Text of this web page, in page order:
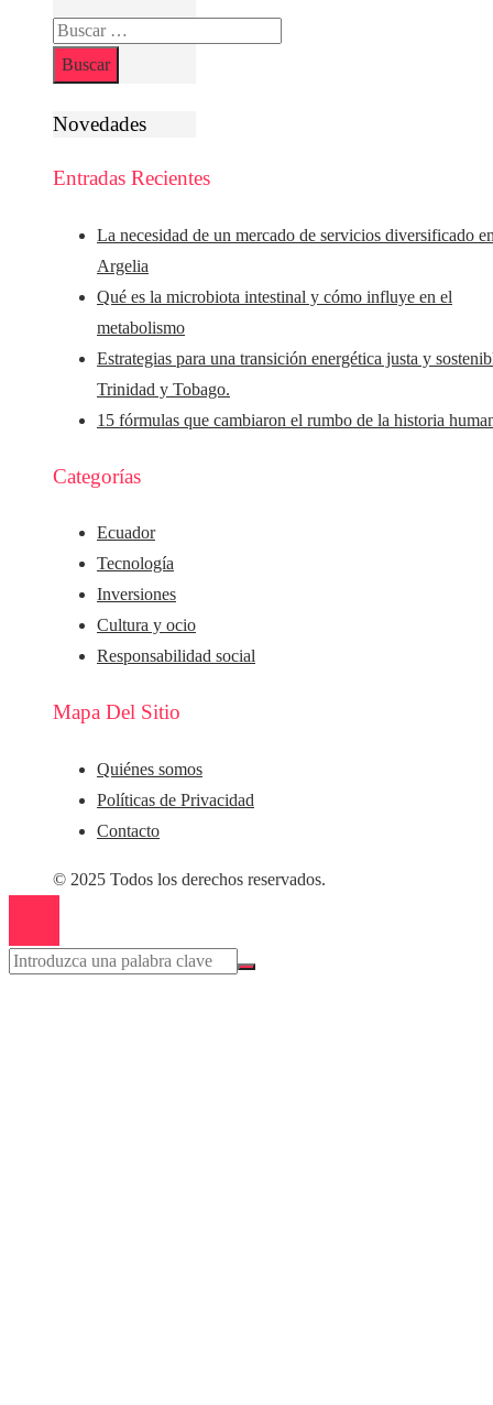
Buscar:
Novedades
Entradas Recientes
La necesidad de un mercado de servicios diversificado
Argelia
Qué es la microbiota intestinal y cómo influye en el
metabolismo
Estrategias para una transición energética justa y
Trinidad y Tobago.
15 fórmulas que cambiaron el rumbo de la historia
Categorías
Ecuador
Tecnología
Inversiones
Cultura y ocio
Responsabilidad social
Mapa Del Sitio
Quiénes somos
Políticas de Privacidad
Contacto
© 2025 Todos los derechos reservados.